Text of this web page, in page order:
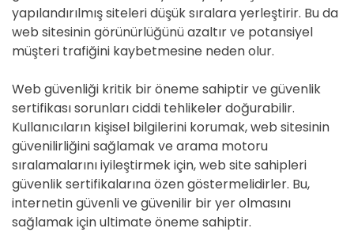
yapılandırılmış siteleri düşük sıralara yerleştirir. Bu da
web sitesinin görünürlüğünü azaltır ve potansiyel
müşteri trafiğini kaybetmesine neden olur.
Web güvenliği kritik bir öneme sahiptir ve güvenlik
sertifikası sorunları ciddi tehlikeler doğurabilir.
Kullanıcıların kişisel bilgilerini korumak, web sitesinin
güvenilirliğini sağlamak ve arama motoru
sıralamalarını iyileştirmek için, web site sahipleri
güvenlik sertifikalarına özen göstermelidirler. Bu,
internetin güvenli ve güvenilir bir yer olmasını
sağlamak için ultimate öneme sahiptir.